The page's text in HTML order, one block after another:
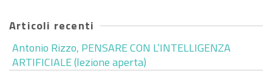
Articoli recenti
Antonio Rizzo, PENSARE CON L’INTELLIGENZA
ARTIFICIALE (lezione aperta)